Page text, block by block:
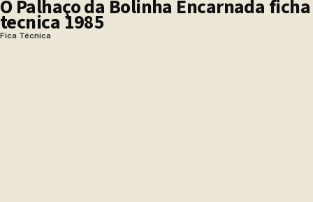
O Palhaço da Bolinha Encarnada ficha
tecnica 1985
Fica Técnica